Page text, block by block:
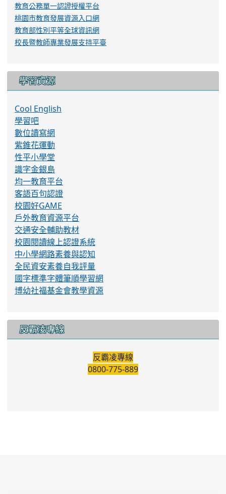
教育公務單一認證授權平台
桃園市教育發展資源入口網
教育部性別平等全球資訊網
校長暨教師專業發展支持平臺
學習資源
Cool English
學習吧
數位讀寫網
紫錐花運動
性平小學堂
識字金銀島
均一教育平台
客語百句認證
校園好GAME
戶外教育資源平台
交通安全輔助教材
校園閱讀線上認證系統
中小學網路素養與認知
全民資安素養自我評量
國字標準字體筆順學習網
博幼社福基金會教學資源
反霸凌專線
反霸凌專線
0800-775-889